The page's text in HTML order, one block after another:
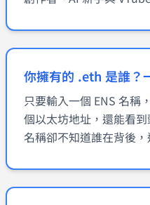
你擁有的 .eth 是誰？
只要輸入一個 ENS 名稱
個以太坊地址，還能看
名稱卻不知道誰在背後